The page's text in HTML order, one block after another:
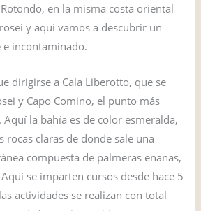
en la misma costa oriental
y aquí vamos a descubrir un
incontaminado.
dirigirse a Cala Liberotto, que se
y Capo Comino, el punto más
Aquí la bahía es de color esmeralda,
rocas claras de donde sale una
compuesta de palmeras enanas,
se imparten cursos desde hace 5
actividades se realizan con total